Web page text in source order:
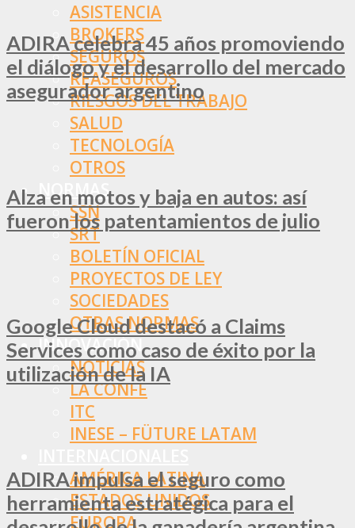
ASISTENCIA
BROKERS
SEGUROS
REASEGUROS
RIESGOS DEL TRABAJO
SALUD
TECNOLOGÍA
OTROS
NORMAS
SSN
SRT
BOLETÍN OFICIAL
PROYECTOS DE LEY
SOCIEDADES
OTRAS NORMAS
INNOVACIÓN
NOTICIAS
LA CONFE
ITC
INESE – FÜTURE LATAM
AMÉRICA LATINA
ESTADOS UNIDOS
EUROPA
ADIRA celebra 45 años promoviendo
el diálogo y el desarrollo del mercado
asegurador argentino
Alza en motos y baja en autos: así
fueron los patentamientos de julio
Google Cloud destacó a Claims
Services como caso de éxito por la
utilización de la IA
ADIRA impulsa el seguro como
herramienta estratégica para el